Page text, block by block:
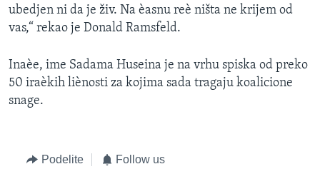
ubedjen ni da je živ. Na èasnu reè ništa ne krijem od
vas,“ rekao je Donald Ramsfeld.
Inaèe, ime Sadama Huseina je na vrhu spiska od preko
50 iraèkih liènosti za kojima sada tragaju koalicione
snage.
Podelite Follow us